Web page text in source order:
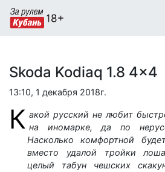
Skoda Kodiaq 1.8 4x4
13:10, 1 декабря 2018г.
К акой русский не любит
на иномарке, да по
Насколько комфортной
вместо удалой тройки
целый табун чешских